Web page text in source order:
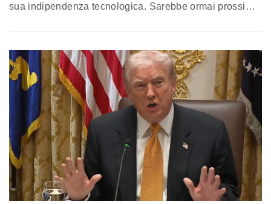
sua indipendenza tecnologica. Sarebbe ormai prossimo
l’obiettivo grazie a una strategia che coinvolge i talenti
occidentali